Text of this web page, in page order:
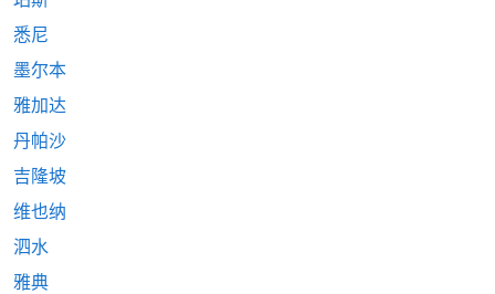
悉尼
墨尔本
雅加达
丹帕沙
吉隆坡
维也纳
泗水
雅典